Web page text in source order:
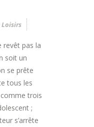
Loisirs
revêt pas la
soit un
se prête
tous les
trois
;
s’arrête